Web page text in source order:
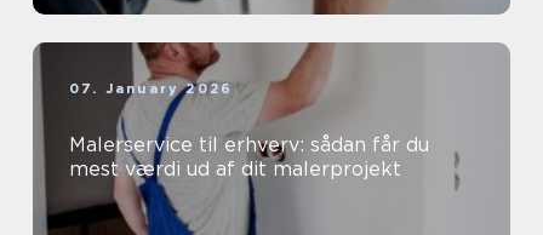
07. January 2026
Malerservice til erhverv: sådan får du
mest værdi ud af dit malerprojekt